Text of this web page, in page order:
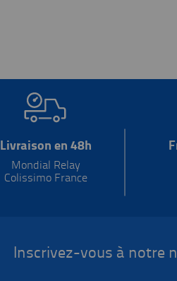
Livraison en 48h
Mondial Relay
Colissimo France
Inscrivez-vous à notre